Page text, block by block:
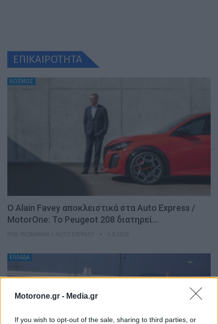
Motorone.gr - Media.gr
If you wish to opt-out of the sale, sharing to third parties, or
ΕΠΙΚΑΙΡΟΤΗΤΑ
ΚΟΣΜΟΣ
Ο Alain Favey αποκλειστικά στα Auto Express /
MotorOne: Το Peugeot 208 διατηρεί…
ΕΛΛΑΔΑ